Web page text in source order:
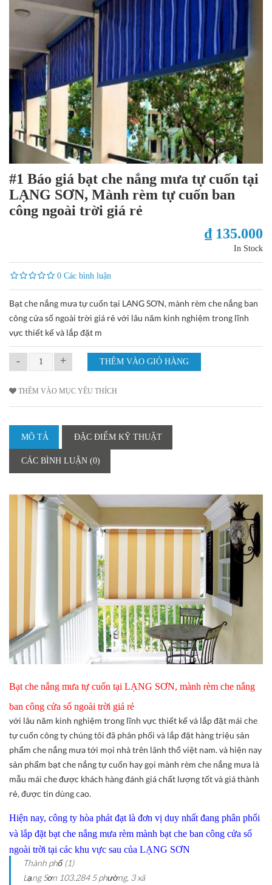
#1 Báo giá bạt che nắng mưa tự cuốn tại
LẠNG SƠN, Mành rèm tự cuốn ban
công ngoài trời giá rẻ
₫ 135.000
In Stock
0 Các bình luận
Bạt che nắng mưa tự cuốn tại LẠNG SƠN, mành rèm che nắng ban
công cửa sổ ngoài trời giá rẻ với lâu năm kinh nghiệm trong lĩnh
vực thiết kế và lắp đặt m
- +
THÊM VÀO MỤC YÊU THÍCH
MÔ TẢ ĐẶC ĐIỂM KỸ THUẬT
CÁC BÌNH LUẬN (0)
Bạt che nắng mưa tự cuốn tại LẠNG SƠN, mành rèm che nắng
ban công cửa sổ ngoài trời giá rẻ
với lâu năm kinh nghiệm trong lĩnh vực thiết kế và lắp đặt mái che
tự cuốn công ty chúng tôi đã phân phối và lắp đặt hàng triệu sản
phẩm che nắng mưa tới mọi nhà trên lãnh thổ việt nam. và hiện nay
sản phẩm bạt che nắng tự cuốn hay gọi mành rèm che nắng mưa là
mẫu mái che được khách hàng đánh giá chất lượng tốt và giá thành
rẻ, được tin dùng cao.
Hiện nay, công ty hòa phát đạt là đơn vị duy nhất đang phân phối
và lắp đặt bạt che nắng mưa rèm mành bạt che ban công cửa sổ
ngoài trời tại các khu vực sau của LẠNG SƠN
Thành phố (1)
Lạng Sơn 103.284 5 phường, 3 xã